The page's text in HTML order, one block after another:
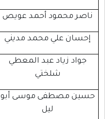
ناصر محمود أحمد عويص
إحسان علي محمد مديني
جواد زياد عبد المعطي
شلختي
حسين مصطفى موسى أبو
ليل